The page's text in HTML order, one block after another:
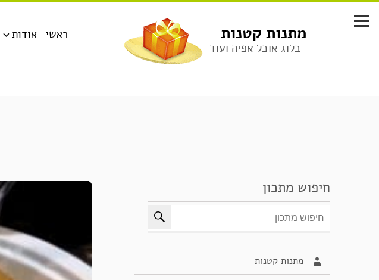
לתוכן
מתנות קטנות
בלוג אוכל אפיה ועוד
אודות ראשי
חיפוש מתכון
מתנות קטנות